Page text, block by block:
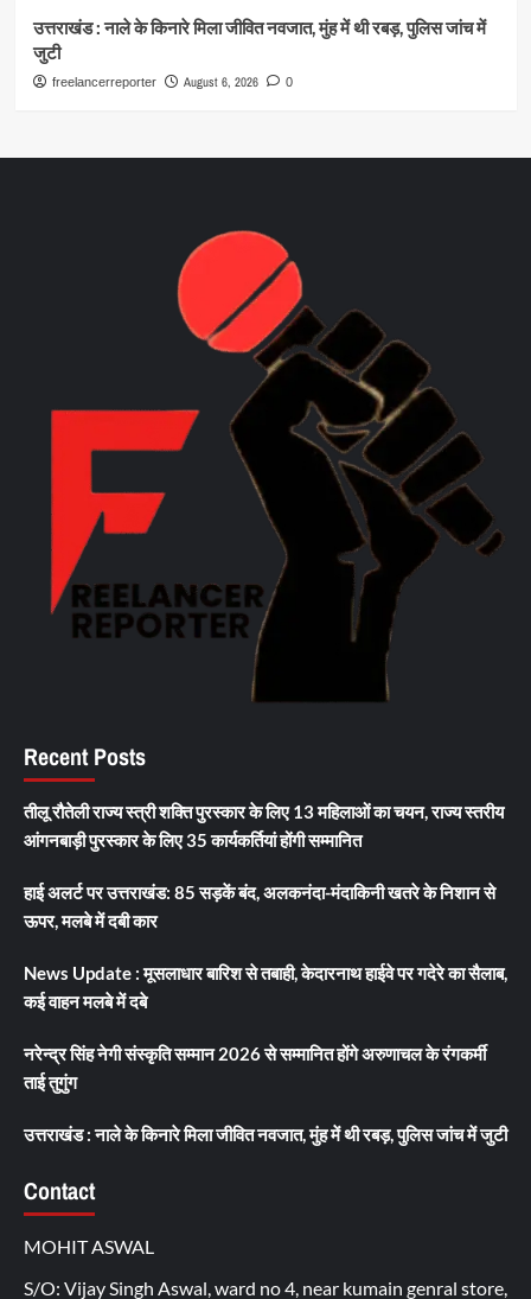
उत्तराखंड : नाले के किनारे मिला जीवित नवजात, मुंह में थी रबड़, पुलिस जांच में
जुटी
freelancerreporter August 6, 2026 0
Recent Posts
तीलू रौतेली राज्य स्त्री शक्ति पुरस्कार के लिए 13 महिलाओं का चयन, राज्य स्तरीय
आंगनबाड़ी पुरस्कार के लिए 35 कार्यकर्तियां होंगी सम्मानित
हाई अलर्ट पर उत्तराखंड: 85 सड़कें बंद, अलकनंदा-मंदाकिनी खतरे के निशान से
ऊपर, मलबे में दबी कार
News Update : मूसलाधार बारिश से तबाही, केदारनाथ हाईवे पर गदेरे का सैलाब,
कई वाहन मलबे में दबे
नरेन्द्र सिंह नेगी संस्कृति सम्मान 2026 से सम्मानित होंगे अरुणाचल के रंगकर्मी
ताई तुगुंग
उत्तराखंड : नाले के किनारे मिला जीवित नवजात, मुंह में थी रबड़, पुलिस जांच में जुटी
Contact
MOHIT ASWAL
S/O: Vijay Singh Aswal, ward no 4, near kumain genral store,